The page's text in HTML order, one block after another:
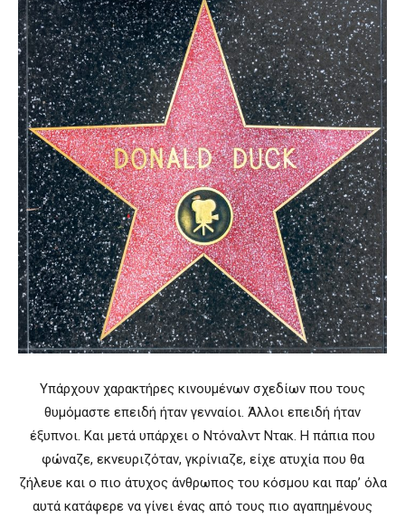
Υπάρχουν χαρακτήρες κινουμένων σχεδίων που τους
θυμόμαστε επειδή ήταν γενναίοι. Άλλοι επειδή ήταν
έξυπνοι. Και μετά υπάρχει ο Ντόναλντ Ντακ. Η πάπια που
φώναζε, εκνευριζόταν, γκρίνιαζε, είχε ατυχία που θα
ζήλευε και ο πιο άτυχος άνθρωπος του κόσμου και παρ’ όλα
αυτά κατάφερε να γίνει ένας από τους πιο αγαπημένους